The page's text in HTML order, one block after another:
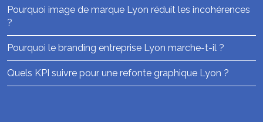
Pourquoi image de marque Lyon réduit les incohérences
?
Pourquoi le branding entreprise Lyon marche-t-il ?
Quels KPI suivre pour une refonte graphique Lyon ?